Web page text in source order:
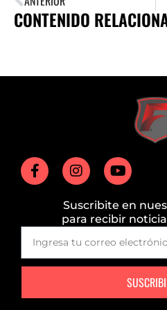
CONTENIDO
Suscribite en
para recibir